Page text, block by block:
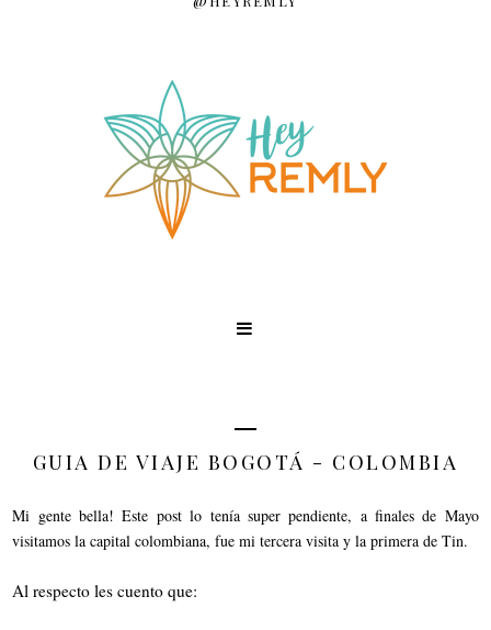
GUIA DE VIAJE BOGOTÁ - COLOMBIA
Mi gente bella! Este post lo tenía super pendiente, a finales de Mayo
visitamos la capital colombiana, fue mi tercera visita y la primera de Tin.
Al respecto les cuento que: